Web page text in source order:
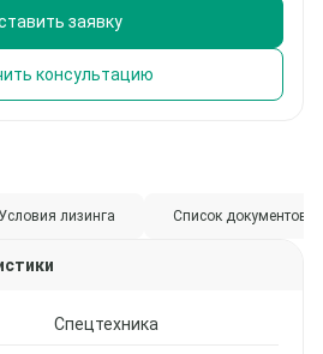
заявку
консультацию
Условия лизинга Список документов
Спецтехника